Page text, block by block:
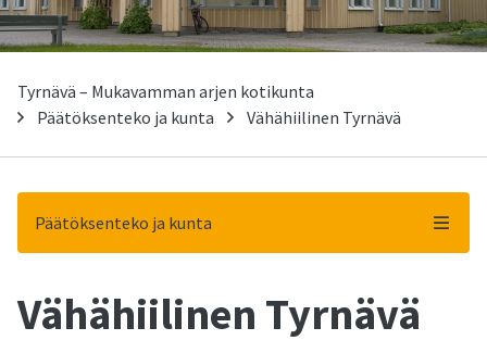
Tyrnävä – Mukavamman arjen kotikunta
Päätöksenteko ja kunta
Vähähiilinen Tyrnävä
Päätöksenteko ja kunta
-Vähähiilinen Tyrnävä